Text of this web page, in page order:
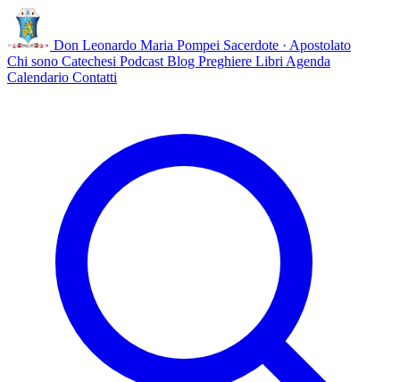
Don Leonardo Maria Pompei Sacerdote · Apostolato
Chi sono Catechesi Podcast Blog Preghiere Libri Agenda
Calendario Contatti